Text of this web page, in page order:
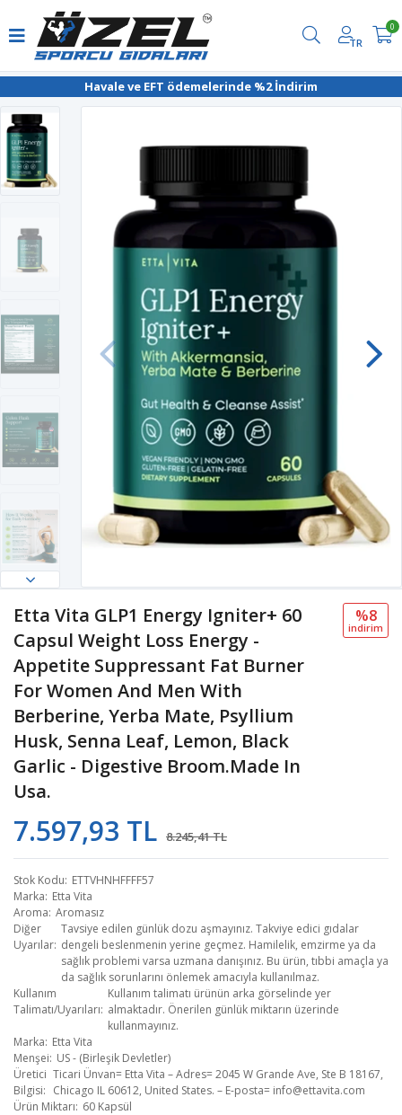
Havale ve EFT ödemelerinde %2 İndirim
TR
0
Etta Vita GLP1 Energy Igniter+ 60
Capsul Weight Loss Energy -
Appetite Suppressant Fat Burner
For Women And Men With
Berberine, Yerba Mate, Psyllium
Husk, Senna Leaf, Lemon, Black
Garlic - Digestive Broom.Made In
Usa.
7.597,93 TL 8.245,41 TL
%8
i̇ndi̇ri̇m
Stok Kodu ETTVHNHFFFF57
Marka Etta Vita
Aroma Aromasız
Diğer
Uyarılar
Tavsiye edilen günlük dozu aşmayınız. Takviye edici gıdalar
dengeli beslenmenin yerine geçmez. Hamilelik, emzirme ya da
sağlık problemi varsa uzmana danışınız. Bu ürün, tıbbi amaçla ya
da sağlık sorunlarını önlemek amacıyla kullanılmaz.
Kullanım
Talimatı/Uyarıları
Kullanım talimatı ürünün arka görselinde yer
almaktadır. Önerilen günlük miktarın üzerinde
kullanmayınız.
Marka Etta Vita
Menşei US - (Birleşik Devletler)
Üretici
Bilgisi
Ticari Ünvan= Etta Vita – Adres= 2045 W Grande Ave, Ste B 18167,
Chicago IL 60612, United States. – E-posta= info@ettavita.com
Ürün Miktarı 60 Kapsül